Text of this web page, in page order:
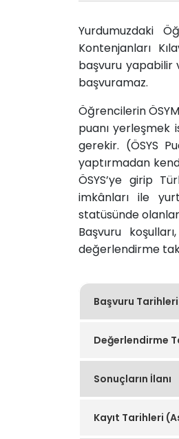
​​​​​​Yurdumuzdaki
Kontenjanları
başvuru yapabilir
başvuramaz.
Öğrencilerin
puanı yerleşmek
gerekir. (ÖSYS
yaptırmadan
ÖSYS’ye girip
imkânları ile
statüsünde
Başvuru
değerlendirme
Başvuru Tarihleri
Değerlendirme
Sonuçların İlanı
Kayıt Tarihleri